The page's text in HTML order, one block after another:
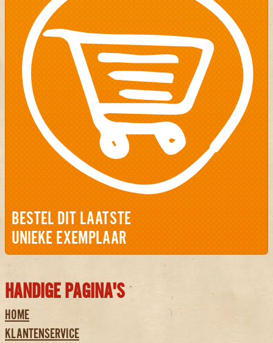
BESTEL DIT LAATSTE
UNIEKE EXEMPLAAR
HANDIGE PAGINA'S
HOME
KLANTENSERVICE